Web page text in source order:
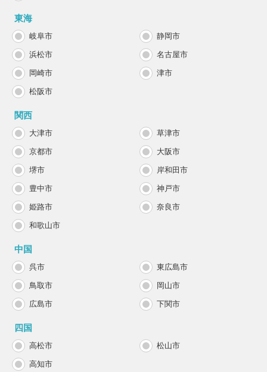
東海
岐阜市 静岡市
浜松市 名古屋市
岡崎市 津市
松阪市
関西
大津市 草津市
京都市 大阪市
堺市 岸和田市
豊中市 神戸市
姫路市 奈良市
和歌山市
中国
呉市 東広島市
鳥取市 岡山市
広島市 下関市
四国
高松市 松山市
高知市